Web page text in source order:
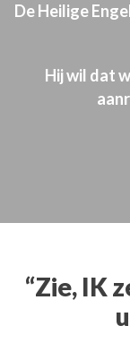
De Heilige
Hij wil dat
“Zie, IK